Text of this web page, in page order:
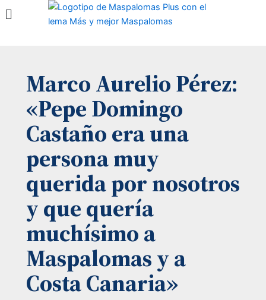
Menú
Marco Aurelio Pérez:
«Pepe Domingo
Castaño era una
persona muy
querida por nosotros
y que quería
muchísimo a
Maspalomas y a
Costa Canaria»